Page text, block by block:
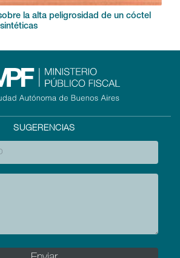
la alta peligrosidad de un cóctel
SUGERENCIAS